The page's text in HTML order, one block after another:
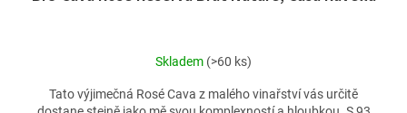
Skladem (>60 ks)
Tato výjimečná Rosé Cava z malého vinařství vás určitě